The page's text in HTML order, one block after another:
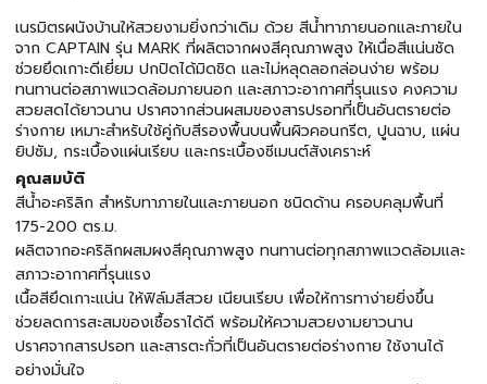
เนรมิตรผนังบ้านให้สวยงามยิ่งกว่าเดิม ด้วย สีน้ำทาภายนอกและภายใน
จาก CAPTAIN รุ่น MARK ที่ผลิตจากผงสีคุณภาพสูง ให้เนื่อสีแน่นชัด
ช่วยยึดเกาะดีเยี่ยม ปกปิดได้มิดชิด และไม่หลุดลอกล่อนง่าย พร้อม
ทนทานต่อสภาพแวดล้อมภายนอก และสภาวะอากาศที่รุนแรง คงความ
สวยสดได้ยาวนาน ปราศจากส่วนผสมของสารปรอทที่เป็นอันตรายต่อ
ร่างกาย เหมาะสำหรับใช้คู่กับสีรองพื้นบนพื้นผิวคอนกรีต, ปูนฉาบ, แผ่น
ยิปซัม, กระเบื้องแผ่นเรียบ และกระเบื้องซีเมนต์สังเคราะห์
คุณสมบัติ
สีน้ำอะคริลิก สำหรับทาภายในและภายนอก ชนิดด้าน ครอบคลุมพื้นที่
175-200 ตร.ม.
ผลิตจากอะคริลิกผสมผงสีคุณภาพสูง ทนทานต่อทุกสภาพแวดล้อมและ
สภาวะอากาศที่รุนแรง
เนื้อสียึดเกาะแน่น ให้ฟิล์มสีสวย เนียนเรียบ เพื่อให้การทาง่ายยิ่งขึ้น
ช่วยลดการสะสมของเชื้อราได้ดี พร้อมให้ความสวยงามยาวนาน
ปราศจากสารปรอท และสารตะกั่วที่เป็นอันตรายต่อร่างกาย ใช้งานได้
อย่างมั่นใจ